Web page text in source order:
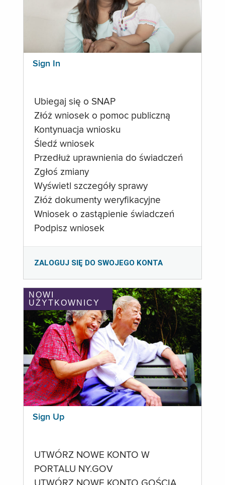
Sign In
Ubiegaj się o SNAP
Złóż wniosek o pomoc publiczną
Kontynuacja wniosku
Śledź wniosek
Przedłuż uprawnienia do świadczeń
Zgłoś zmiany
Wyświetl szczegóły sprawy
Złóż dokumenty weryfikacyjne
Wniosek o zastąpienie świadczeń
Podpisz wniosek
ZALOGUJ SIĘ DO SWOJEGO KONTA
NOWI
UŻYTKOWNICY
Sign Up
UTWÓRZ NOWE KONTO W
PORTALU NY.GOV